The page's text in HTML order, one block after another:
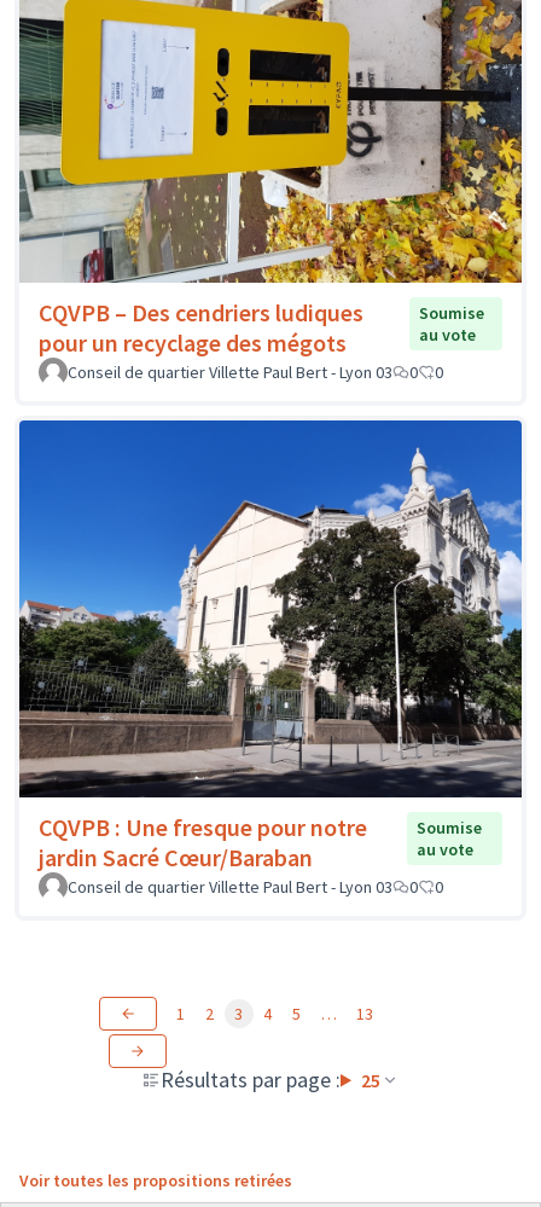
CQVPB – Des cendriers ludiques
pour un recyclage des mégots
Soumise
au vote
Conseil de quartier Villette Paul Bert - Lyon 03
0 0
CQVPB : Une fresque pour notre
jardin Sacré Cœur/Baraban
Soumise
au vote
Conseil de quartier Villette Paul Bert - Lyon 03
0 0
Résultats par page : 25
1 2 3 4 5 … 13
Voir toutes les propositions retirées